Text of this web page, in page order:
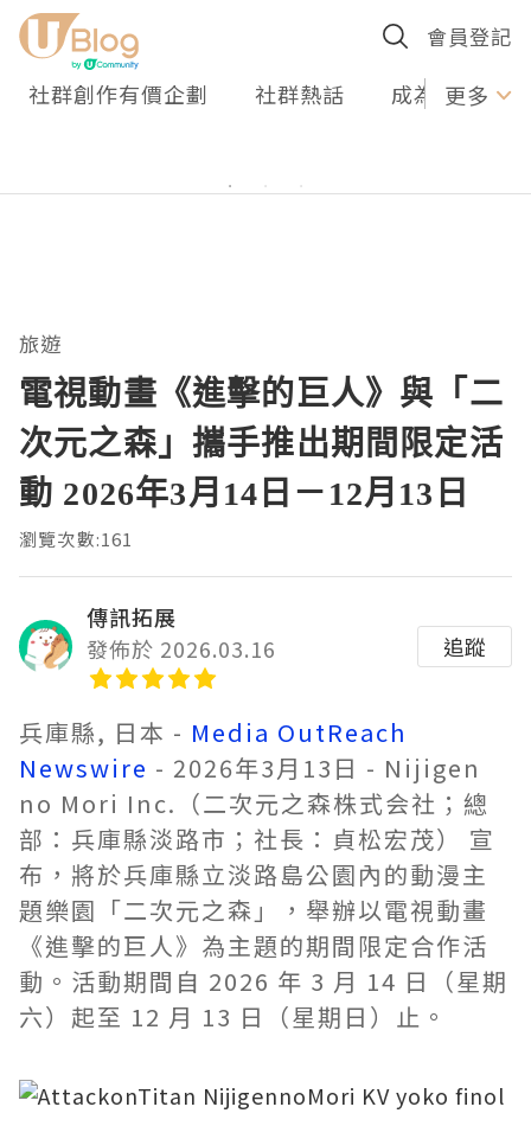
會員登記
社群創作有價企劃 社群熱話 成為U更多
旅遊
電視動畫《進擊的巨人》與「二
次元之森」攜手推出期間限定活
動 2026年3月14日－12月13日
瀏覽次數:161
傳訊拓展
發佈於 2026.03.16
追蹤
兵庫縣, 日本 - Media OutReach
Newswire - 2026年3月13日 - Nijigen
no Mori Inc.（二次元之森株式会社；總
部：兵庫縣淡路市；社長：貞松宏茂） 宣
布，將於兵庫縣立淡路島公園內的動漫主
題樂園「二次元之森」，舉辦以電視動畫
《進擊的巨人》為主題的期間限定合作活
動。活動期間自 2026 年 3 月 14 日（星期
六）起至 12 月 13 日（星期日）止。